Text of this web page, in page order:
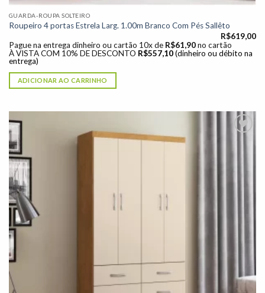
GUARDA-ROUPA SOLTEIRO
Roupeiro 4 portas Estrela Larg. 1.00m Branco Com Pés Sallêto
R$619,00
Pague na entrega dinheiro ou cartão 10x de R$61,90 no cartão
À VISTA COM 10% DE DESCONTO R$557,10 (dinheiro ou débito na
entrega)
ADICIONAR AO CARRINHO